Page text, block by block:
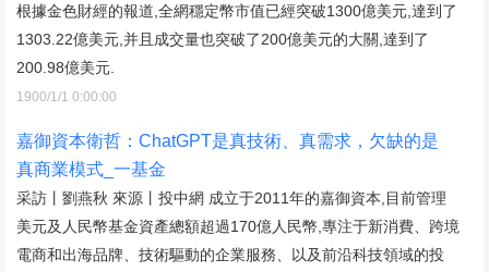
根據金色財經的報道,全網穩定幣市值已經突破1300億美元,達到了
1303.22億美元,并且成交量也突破了200億美元的大關,達到了
200.98億美元.
1900/1/1 0:00:00
嘉御資本衛哲：ChatGPT是真技術、真需求，欠缺的是
真商業模式_一基金
采訪丨劉燕秋 來源丨投中網 成立于2011年的嘉御資本,目前管理
美元及人民幣基金資產總額超過170億人民幣,專注于新消費、跨境
電商和出海品牌、技術驅動的企業服務、以及前沿科技領域的投